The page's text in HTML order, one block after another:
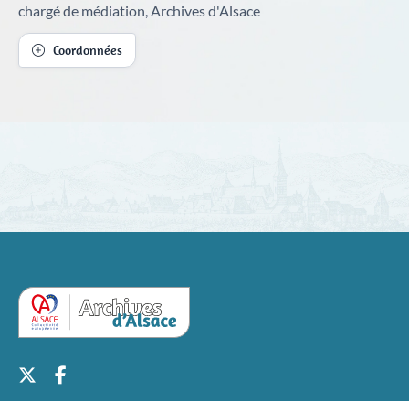
chargé de médiation, Archives d'Alsace
Coordonnées